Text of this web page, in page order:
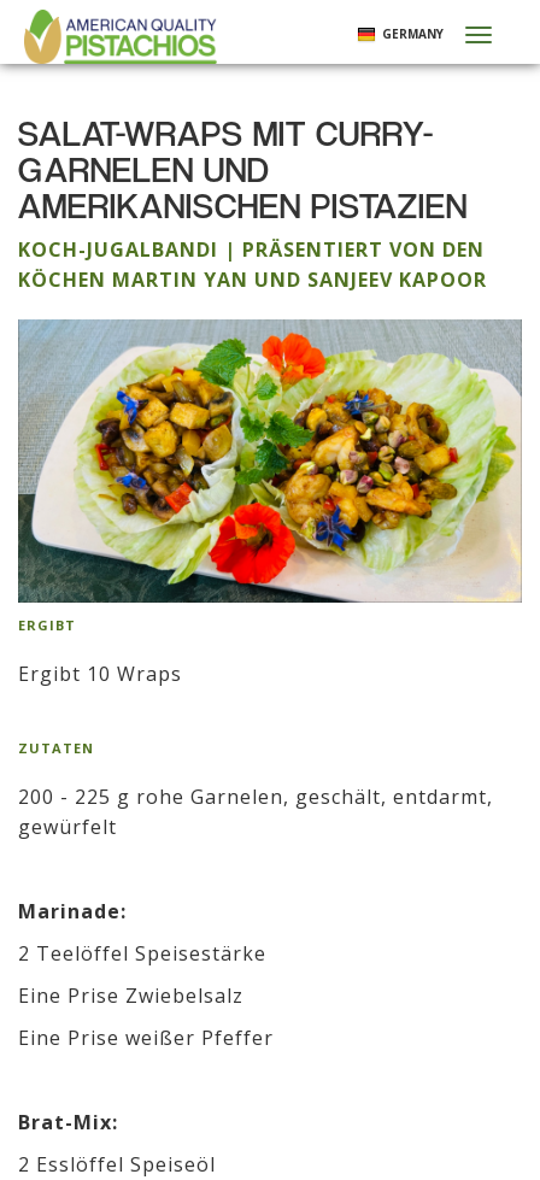
Direkt
zum
Inhalt
GERMANY
SALAT-WRAPS MIT CURRY-
GARNELEN UND
AMERIKANISCHEN PISTAZIEN
KOCH-JUGALBANDI | PRÄSENTIERT VON DEN
KÖCHEN MARTIN YAN UND SANJEEV KAPOOR
ERGIBT
Ergibt 10 Wraps
ZUTATEN
200 - 225 g rohe Garnelen, geschält, entdarmt,
gewürfelt
Marinade:
2 Teelöffel Speisestärke
Eine Prise Zwiebelsalz
Eine Prise weißer Pfeffer
Brat-Mix:
2 Esslöffel Speiseöl